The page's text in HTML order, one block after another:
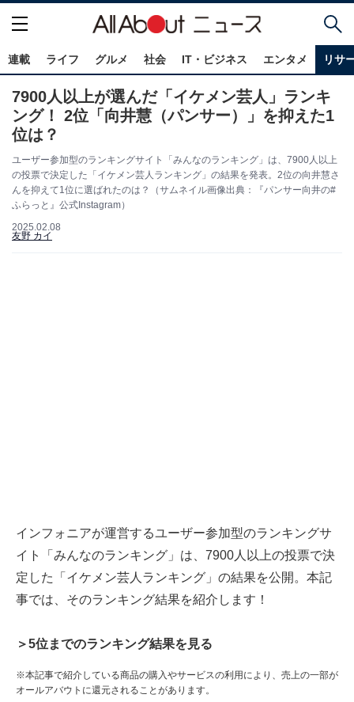
連載 ライフ グルメ 社会 IT・ビジネス エンタメ リサ
7900人以上が選んだ「イケメン芸人」ランキ
ング！ 2位「向井慧（パンサー）」を抑えた1
位は？
ユーザー参加型のランキングサイト「みんなのランキング」は、7900人以上
の投票で決定した「イケメン芸人ランキング」の結果を発表。2位の向井慧さ
んを抑えて1位に選ばれたのは？（サムネイル画像出典：『パンサー向井の#
ふらっと』公式Instagram）
2025.02.08
友野 カイ
インフォニアが運営するユーザー参加型のランキングサ
イト「みんなのランキング」は、7900人以上の投票で決
定した「イケメン芸人ランキング」の結果を公開。本記
事では、そのランキング結果を紹介します！
＞5位までのランキング結果を見る
※本記事で紹介している商品の購入やサービスの利用により、売上の一部が
オールアバウトに還元されることがあります。